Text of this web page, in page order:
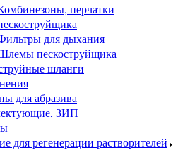
перчатки
для дыхания
пескоструйщика
шланги
для абразива
ЗИП
для регенерации растворителей